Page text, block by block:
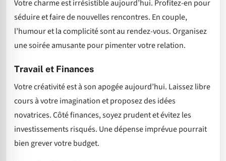
Votre charme est irrésistible aujourd’hui. Profitez-en pour
séduire et faire de nouvelles rencontres. En couple,
l’humour et la complicité sont au rendez-vous. Organisez
une soirée amusante pour pimenter votre relation.
Travail et Finances
Votre créativité est à son apogée aujourd’hui. Laissez libre
cours à votre imagination et proposez des idées
novatrices. Côté finances, soyez prudent et évitez les
investissements risqués. Une dépense imprévue pourrait
bien grever votre budget.